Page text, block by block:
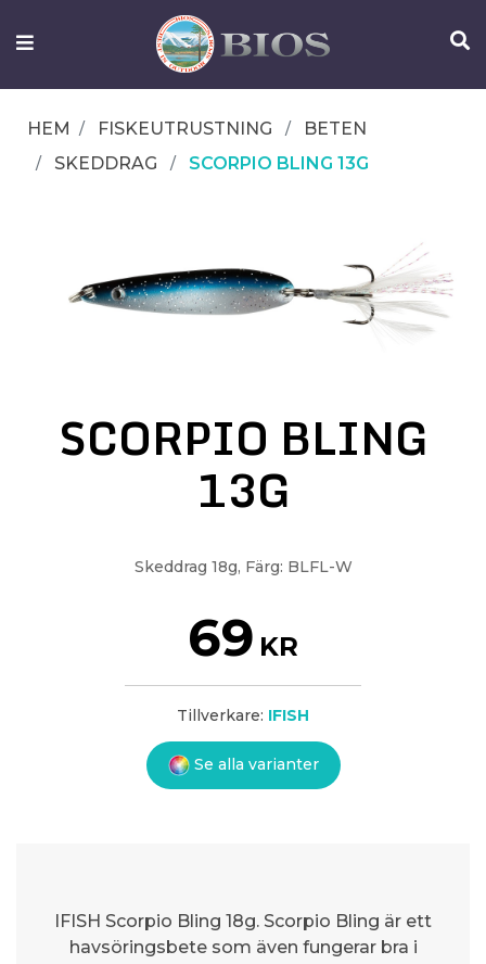
FISKEUTRUSTNING
OM
IFISH
HEM FISKEUTRUSTNING
BETEN
SKEDDRAG
SCORPIO BLING 13G
SCORPIO BLING
13G
Skeddrag 18g, Färg: BLFL-W
69 KR
Tillverkare: IFISH
Se alla varianter
IFISH Scorpio Bling 18g. Scorpio Bling är ett
havsöringsbete som även fungerar bra i